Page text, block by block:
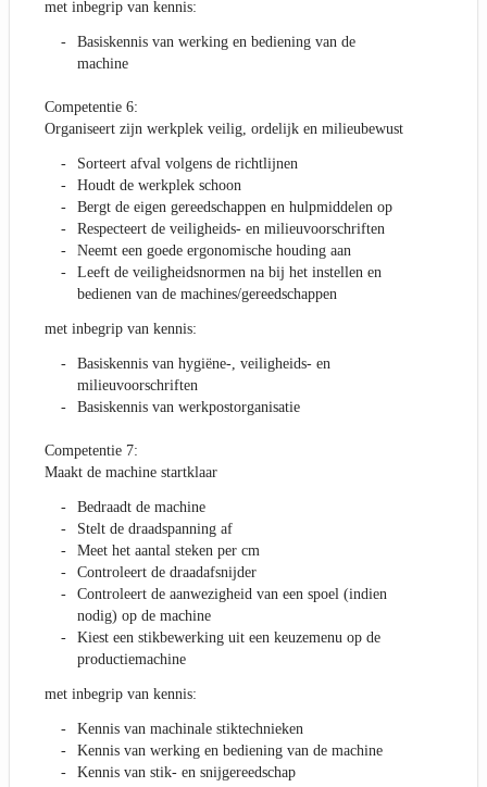
met inbegrip van kennis:
Basiskennis van werking en bediening van de
machine
Competentie 6:
Organiseert zijn werkplek veilig, ordelijk en milieubewust
Sorteert afval volgens de richtlijnen
Houdt de werkplek schoon
Bergt de eigen gereedschappen en hulpmiddelen op
Respecteert de veiligheids- en milieuvoorschriften
Neemt een goede ergonomische houding aan
Leeft de veiligheidsnormen na bij het instellen en
bedienen van de machines/gereedschappen
met inbegrip van kennis:
Basiskennis van hygiëne-, veiligheids- en
milieuvoorschriften
Basiskennis van werkpostorganisatie
Competentie 7:
Maakt de machine startklaar
Bedraadt de machine
Stelt de draadspanning af
Meet het aantal steken per cm
Controleert de draadafsnijder
Controleert de aanwezigheid van een spoel (indien
nodig) op de machine
Kiest een stikbewerking uit een keuzemenu op de
productiemachine
met inbegrip van kennis:
Kennis van machinale stiktechnieken
Kennis van werking en bediening van de machine
Kennis van stik- en snijgereedschap